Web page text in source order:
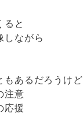
ると
しながら
もあるだろうけど
注意
応援